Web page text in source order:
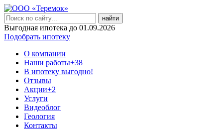
найти
Выгодная ипотека до 01.09.2026
Подобрать ипотеку
О компании
Наши работы+38
В ипотеку выгодно!
Отзывы
Акции+2
Услуги
Видеоблог
Геология
Контакты